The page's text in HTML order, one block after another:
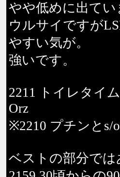
やや低めに出て
ウルサイですが
やすい気が。
強いです。
2211 トイレタイ
Orz
※2210 プチンとs/
ベストの部分では